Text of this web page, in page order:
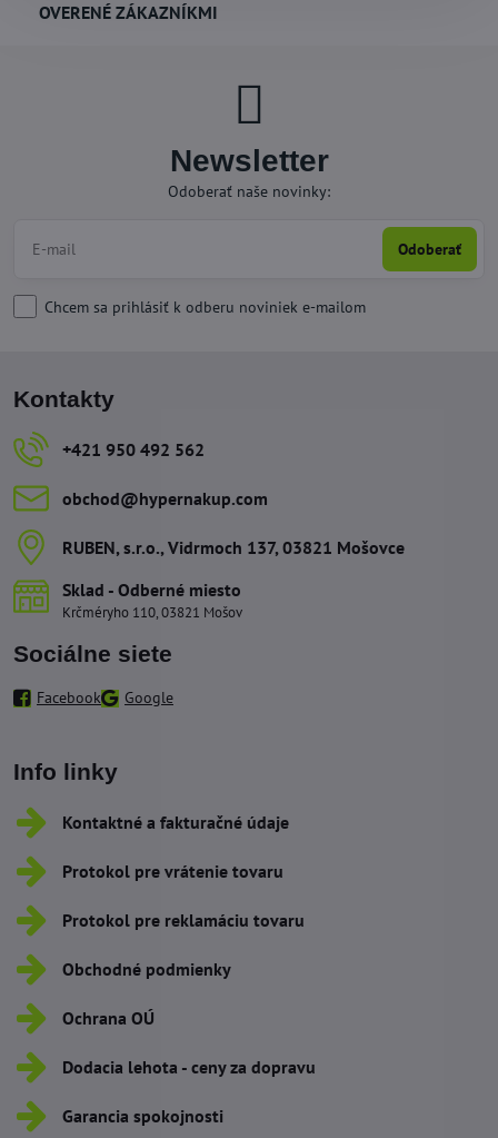
OVERENÉ ZÁKAZNÍKMI
Newsletter
Odoberať naše novinky:
Odoberať
Chcem sa prihlásiť k odberu noviniek e-mailom
Kontakty
+421 950 492 562
obchod​@hypernakup​.com
RUBEN, s​.r​.o​., Vidrmoch 137, 03821 Mošovce
Sklad - Odberné miesto
Krčméryho 110, 03821 Mošov
Sociálne siete
Facebook Google
Info linky
Kontaktné a fakturačné údaje
Protokol pre vrátenie tovaru
Protokol pre reklamáciu tovaru
Obchodné podmienky
Ochrana OÚ
Dodacia lehota - ceny za dopravu
Garancia spokojnosti